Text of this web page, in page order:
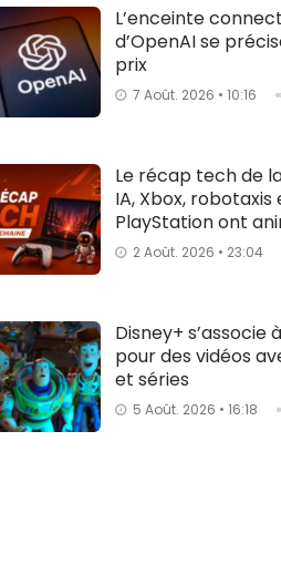
L’enceinte
d’OpenAI se
prix
7 Août. 2026 • 10:16
Le récap tech de
IA, Xbox, robotaxis
PlayStation ont
2 Août. 2026 • 23:04
Disney+ s’associe
pour des vidéos
et séries
5 Août. 2026 • 16:18